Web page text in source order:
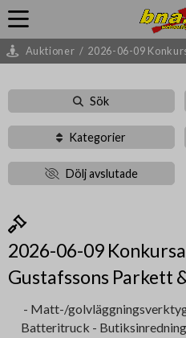
Auktioner / 2026-06-09
Sök
Kategorier
Dölj avslutade
2026-06-09
Gustafssons Parkett
- Matt-/
Batteritruck -